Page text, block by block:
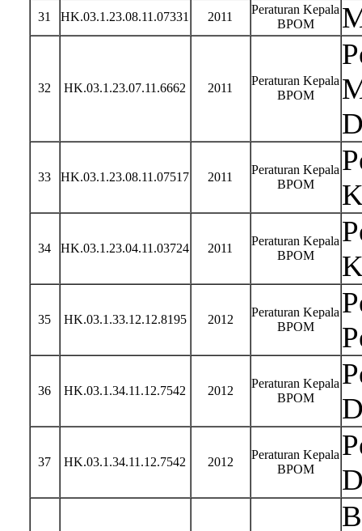
31 HK.03.1.23.08.11.07331 2011
Peraturan Kepala
BPOM
32 HK.03.1.23.07.11.6662 2011
Peraturan Kepala
BPOM
33 HK.03.1.23.08.11.07517 2011
Peraturan Kepala
BPOM
34 HK.03.1.23.04.11.03724 2011
Peraturan Kepala
BPOM
35 HK.03.1.33.12.12.8195 2012
Peraturan Kepala
BPOM
36 HK.03.1.34.11.12.7542 2012
Peraturan Kepala
BPOM
37 HK.03.1.34.11.12.7542 2012
Peraturan Kepala
BPOM